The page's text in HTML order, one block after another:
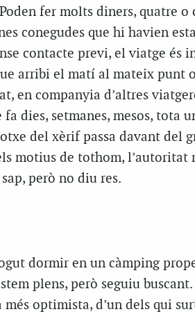
fer molts diners, quatre o
conegudes que hi havien
contacte previ, el viatge és
arribi el matí al mateix punt
en companyia d’altres
dies, setmanes, mesos, tota
del xèrif passa davant del
motius de tothom, l’autoritat
però no diu res.
dormir en un càmping
plens, però seguiu
més optimista, d’un dels qui